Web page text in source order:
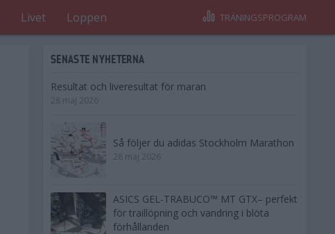
Livet Loppen TRÄNINGSPROGRAM
SENASTE NYHETERNA
Resultat och liveresultat för maran
28 maj 2026
Så följer du adidas Stockholm Marathon
28 maj 2026
ASICS GEL-TRABUCO™ MT GTX– perfekt
för traillöpning och vandring i blöta
förhållanden